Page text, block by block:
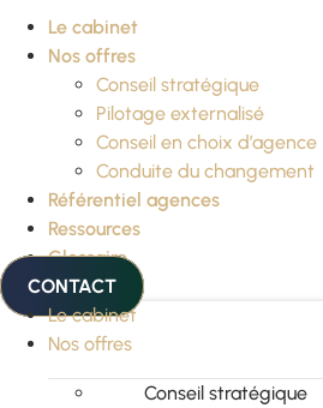
Le cabinet
Nos offres
Conseil stratégique
Pilotage externalisé
Conseil en choix d’agence
Conduite du changement
Référentiel agences
Ressources
Glossaire
CONTACT
Le cabinet
Nos offres
Conseil stratégique